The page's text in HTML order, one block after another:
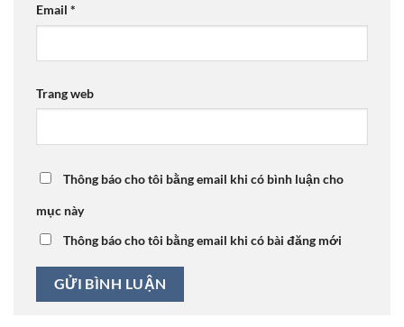
Email *
Trang web
Thông báo cho tôi bằng email khi có bình luận cho
mục này
Thông báo cho tôi bằng email khi có bài đăng mới